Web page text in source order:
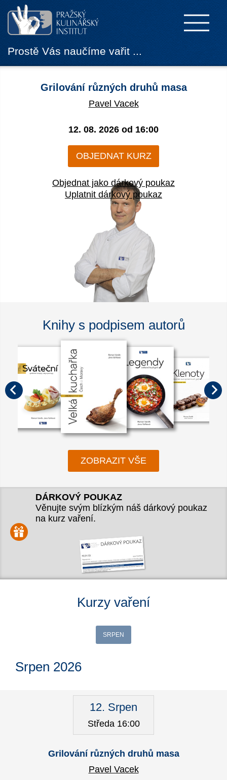
Prostě Vás naučíme vařit ...
Grilování různých druhů masa
Pavel Vacek
12. 08. 2026 od 16:00
OBJEDNAT KURZ
Objednat jako dárkový poukaz
Uplatnit dárkový poukaz
Knihy s podpisem autorů
ZOBRAZIT VŠE
DÁRKOVÝ POUKAZ
Věnujte svým blízkým náš dárkový poukaz
na kurz vaření.
Kurzy vaření
SRPEN
Srpen 2026
12. Srpen
Středa 16:00
Grilování různých druhů masa
Pavel Vacek